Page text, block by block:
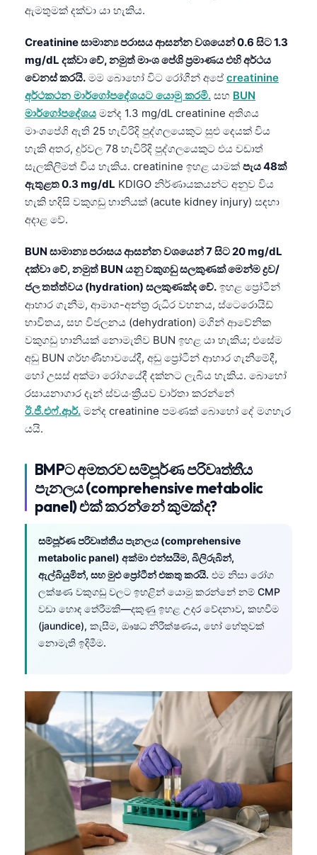
ඇමතුමක් දක්වා යා හැකිය.
Creatinine සාමාන්‍ය පරාසය ආසන්න වශයෙන් 0.6 සිට 1.3
mg/dL දක්වා වේ, නමුත් මාංශ පේශි ප්‍රමාණය එහි අර්ථය
වෙනස් කරයි. මම බොහෝ විට රෝගීන් අපේ creatinine
අර්ථකථන මාර්ගෝපදේශයට යොමු කරමි. සහ BUN
මාර්ගෝපදේශය මන්ද 1.3 mg/dL creatinine අතිශය
මාංශපේශි ඇති 25 හැවිරිදි පුද්ගලයෙකුට සුළු දෙයක් විය
හැකි අතර, දුර්වල 78 හැවිරිදි පුද්ගලයෙකුට එය වඩාත්
සැලකිලිමත් විය හැකිය. creatinine ඉහළ යාමක් පැය 48ක්
ඇතුළත 0.3 mg/dL KDIGO නිර්ණායකයන්ට අනුව විය
හැකි හදිසි වකුගඩු හානියක් (acute kidney injury) සඳහා
අදාළ වේ.
BUN සාමාන්‍ය පරාසය ආසන්න වශයෙන් 7 සිට 20 mg/dL
දක්වා වේ, නමුත් BUN යනු වකුගඩු සලකුණක් මෙන්ම ද්‍රව/
ජල තත්ත්වය (hydration) සලකුණක්ද වේ. ඉහළ ප්‍රෝටීන්
ආහාර ගැනීම, ආමාශ-අන්ත්‍ර රුධිර වහනය, ස්ටෙරොයිඩ්
භාවිතය, සහ විජලනය (dehydration) මගින් ආවේනික
වකුගඩු හානියක් නොමැතිව BUN ඉහළ යා හැකිය; එසේම
අඩු BUN ගර්භණීභාවයේදී, අඩු ප්‍රෝටීන් ආහාර ගැනීමේදී,
හෝ උසස් අක්මා රෝගයේදී දක්නට ලැබිය හැකිය. බොහෝ
රසායනාගාර දැන් ස්වයංක්‍රීයව වාර්තා කරන්නේ
ඊ.ජී.එෆ්.ආර්. මන්ද creatinine පමණක් බොහෝ දේ මගහැර
යයි.
BMPට අමතරව සම්පූර්ණ පරිවෘත්තීය
පැනලය (comprehensive metabolic
panel) එක් කරන්නේ කුමක්ද?
සම්පූර්ණ පරිවෘත්තීය පැනලය (comprehensive
metabolic panel) අක්මා එන්සයිම, බිලිරුබින්,
ඇල්බියුමින්, සහ මුළු ප්‍රෝටීන් එකතු කරයි. එම නිසා රෝග
ලක්ෂණ වකුගඩු වලට ඉහළින් යොමු කරන්නේ නම් CMP
වඩා හොඳ තේරීමකි—දකුණු ඉහළ උදර වේදනාව, කහවීම
(jaundice), කැසීම, ඖෂධ නිරීක්ෂණය, හෝ හේතුවක්
නොමැති ඉදිමීම.